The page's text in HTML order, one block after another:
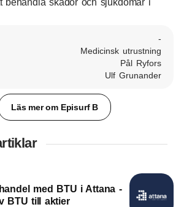
behandla skador och sjukdomar i
-
Medicinsk utrustning
Pål Ryfors
Ulf Grunander
Läs mer om Episurf B
med BTU i Attana -
BTU till aktier